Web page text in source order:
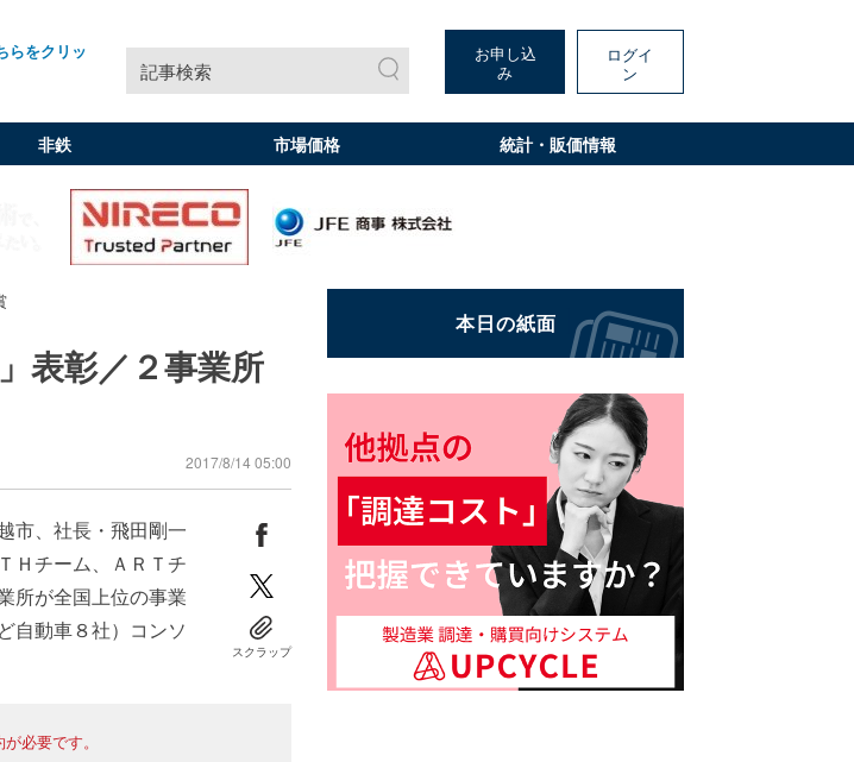
らをクリッ
記事検索
お申し込
み
ログイ
ン
非鉄 市場価格 統計・販価情報
表彰／２事業所
2017/8/14 05:00
市、社長・飛田剛一
Ｈチーム、ＡＲＴチ
所が全国上位の事業
自動車８社）コンソ
スクラップ
必要です。